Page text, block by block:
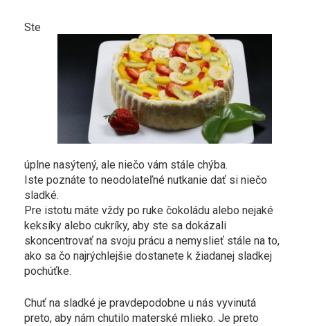
Ste
úplne nasýtený, ale niečo vám stále chýba.
Iste poznáte to neodolateľné nutkanie dať si niečo
sladké.
Pre istotu máte vždy po ruke čokoládu alebo nejaké
keksíky alebo cukríky, aby ste sa dokázali
skoncentrovať na svoju prácu a nemyslieť stále na to,
ako sa čo najrýchlejšie dostanete k žiadanej sladkej
pochúťke.
Chuť na sladké je pravdepodobne u nás vyvinutá
preto, aby nám chutilo materské mlieko. Je preto